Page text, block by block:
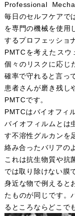
Professional
毎日のセルフケアで
を専門の機械を使用
するプロフェッショ
PMTCを考えたスウ
個々のリスクに応じ
確率で守れると言っ
患者さんが磨き残し
PMTCです。
PMTCはバイオフィ
バイオフィルムとは
す不溶性グルカンを
絡み合ったバリアの
これは抗生物質や抗
では取り除けない膜
身近な物で例えると
たものが同じです。
るところならどこで